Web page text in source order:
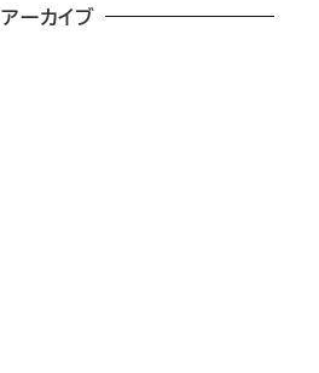
アーカイブ